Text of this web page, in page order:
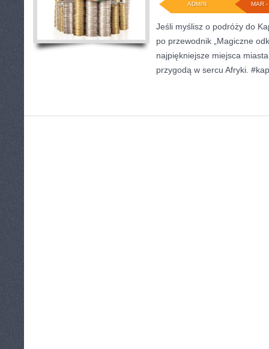
MAR
ADMIN
Jeśli myślisz o podróży do
po przewodnik „Magiczne
najpiękniejsze miejsca
przygodą w sercu Afryki.